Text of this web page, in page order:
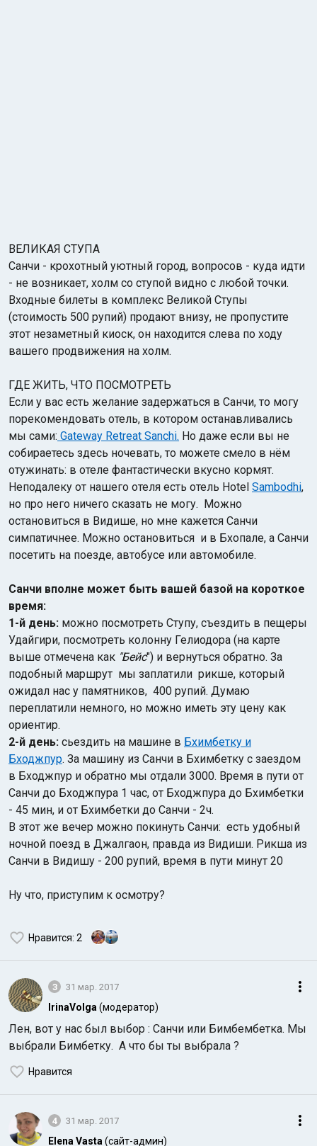
ВЕЛИКАЯ СТУПА
Санчи - крохотный уютный город, вопросов - куда идти
- не возникает, холм со ступой видно с любой точки.
Входные билеты в комплекс Великой Ступы
(стоимость 500 рупий) продают внизу, не пропустите
этот незаметный киоск, он находится слева по ходу
вашего продвижения на холм.
ГДЕ ЖИТЬ, ЧТО ПОСМОТРЕТЬ
Если у вас есть желание задержаться в Санчи, то могу
порекомендовать отель, в котором останавливались
мы сами: Gateway Retreat Sanchi. Но даже если вы не
собираетесь здесь ночевать, то можете смело в нём
отужинать: в отеле фантастически вкусно кормят.
Неподалеку от нашего отеля есть отель Hotel Sambodhi,
но про него ничего сказать не могу. Можно
остановиться в Видише, но мне кажется Санчи
симпатичнее. Можно остановиться и в Бхопале, а Санчи
посетить на поезде, автобусе или автомобиле.
Санчи вполне может быть вашей базой на короткое
время:
1-й день: можно посмотреть Ступу, съездить в пещеры
Удайгири, посмотреть колонну Гелиодора (на карте
выше отмечена как "Бейс") и вернуться обратно. За
подобный маршрут мы заплатили рикше, который
ожидал нас у памятников, 400 рупий. Думаю
переплатили немного, но можно иметь эту цену как
ориентир.
2-й день: сьездить на машине в Бхимбетку и
Бходжпур. За машину из Санчи в Бхимбетку с заездом
в Бходжпур и обратно мы отдали 3000. Время в пути от
Санчи до Бходжпура 1 час, от Бходжпура до Бхимбетки
- 45 мин, и от Бхимбетки до Санчи - 2ч.
В этот же вечер можно покинуть Санчи: есть удобный
ночной поезд в Джалгаон, правда из Видиши. Рикша из
Санчи в Видишу - 200 рупий, время в пути минут 20
Ну что, приступим к осмотру?
Нравится: 2
3 31 мар. 2017
IrinaVolga (модератор)
Лен, вот у нас был выбор : Санчи или Бимбембетка. Мы
выбрали Бимбетку. А что бы ты выбрала ?
Нравится
4 31 мар. 2017
Elena Vasta (сайт-админ)